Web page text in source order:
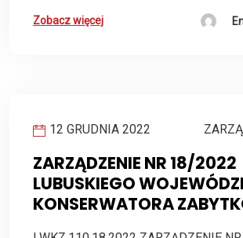
Zobacz więcej
12 GRUDNIA 2022
ZARZĄDZENIE NR 18/2022
LUBUSKIEGO
KONSERWATORA